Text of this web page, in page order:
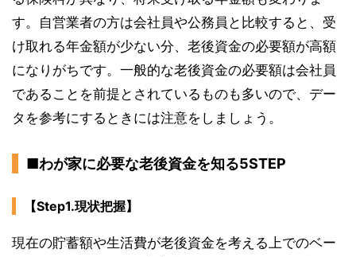
す。自営業者の方は会社員や公務員と比較すると、受
け取れる年金額が少ない分、老後資金の必要額が高額
になりがちです。一般的な老後資金の必要額は会社員
であることを前提とされているものも多いので、デー
タを参考にするときには注意をしましょう。
■わが家に必要な老後資金を知る5STEP
【Step1.現状把握】
現在の貯蓄額や生活費が老後資金を考える上でのベー